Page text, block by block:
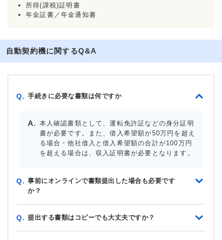
所得(課税)証明書
年金証書／年金通知書
自動契約機に関するQ&A
Q. 手続きに必要な書類は何ですか
本人確認書類として、運転免許証などの身分証明
書が必要です。また、借入希望額が50万円を超え
る場合・他社借入と借入希望額の合計が100万円
を超える場合は、収入証明書が必要となります。
Q. 事前にオンラインで書類提出した場合も必要です
か？
Q. 提出する書類はコピーでも大丈夫ですか？